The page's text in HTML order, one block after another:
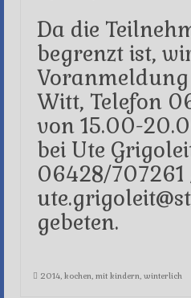
Da die
begrenzt ist,
Witt, Telefon
von 15.00-
bei Ute
06428/707261
gebeten.
2014 kochen mit kindern winterlich